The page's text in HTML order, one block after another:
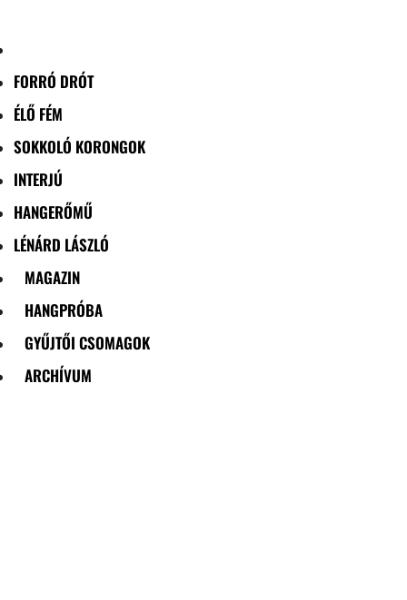
FORRÓ DRÓT
ÉLŐ FÉM
SOKKOLÓ KORONGOK
INTERJÚ
HANGERŐMŰ
LÉNÁRD LÁSZLÓ
MAGAZIN
HANGPRÓBA
GYŰJTŐI CSOMAGOK
ARCHÍVUM